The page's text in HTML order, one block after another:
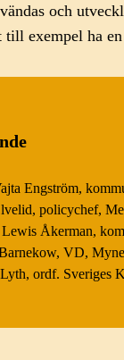
och
exempel ha
Engström,
policychef,
Åkerman,
VD,
ordf. Sveriges